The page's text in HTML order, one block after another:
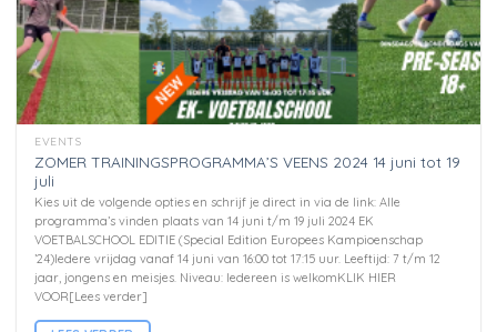
EVENTS
ZOMER TRAININGSPROGRAMMA’S VEENS 2024 14 juni tot 19
juli
Kies uit de volgende opties en schrijf je direct in via de link: Alle
programma’s vinden plaats van 14 juni t/m 19 juli 2024 EK
VOETBALSCHOOL EDITIE (Special Edition Europees Kampioenschap
’24)Iedere vrijdag vanaf 14 juni van 16:00 tot 17:15 uur. Leeftijd: 7 t/m 12
jaar, jongens en meisjes. Niveau: Iedereen is welkomKLIK HIER
VOOR[Lees verder]